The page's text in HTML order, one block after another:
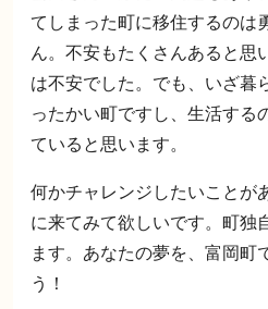
てしまった町に移住するのは
ん。不安もたくさんあると思
は不安でした。でも、いざ暮
ったかい町ですし、生活する
ていると思います。
何かチャレンジしたいことが
に来てみて欲しいです。町独
ます。あなたの夢を、富岡町
う！